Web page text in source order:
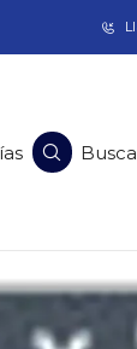
Chile |